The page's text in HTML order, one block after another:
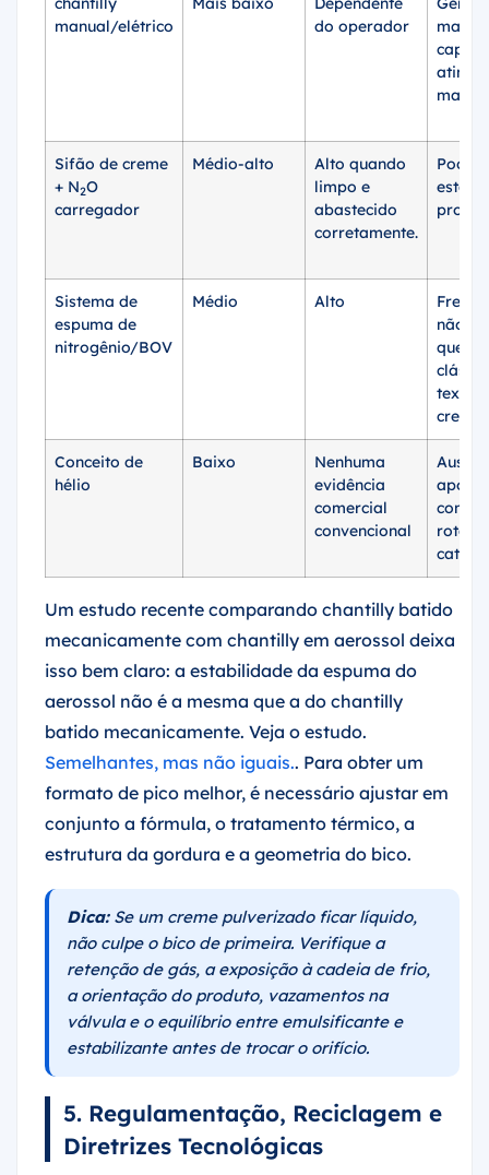
manual/elétrico
do operador
mais
atingir
mais
Sifão de creme
+ N2O
carregador
Médio-alto
Alto quando
limpo e
abastecido
corretamente.
Pode
Sistema de
espuma de
nitrogênio/BOV
Médio Alto
não é
que o
textura
Conceito de
hélio
Baixo
Nenhuma
evidência
comercial
convencional
apoio
rota
Um estudo recente comparando chantilly batido
mecanicamente com chantilly em aerossol deixa
isso bem claro: a estabilidade da espuma do
aerossol não é a mesma que a do chantilly
batido mecanicamente. Veja o estudo.
Semelhantes, mas não iguais.. Para obter um
formato de pico melhor, é necessário ajustar em
conjunto a fórmula, o tratamento térmico, a
estrutura da gordura e a geometria do bico.
Dica:Se um creme pulverizado ficar líquido,
não culpe o bico de primeira. Verifique a
retenção de gás, a exposição à cadeia de frio,
a orientação do produto, vazamentos na
válvula e o equilíbrio entre emulsificante e
estabilizante antes de trocar o orifício.
5. Regulamentação, Reciclagem e
Diretrizes Tecnológicas